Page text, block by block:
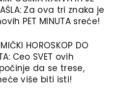
Za ova tri znaka je
PET MINUTA sreće!
HOROSKOP DO
Ceo SVET ovih
da se trese,
više biti isti!